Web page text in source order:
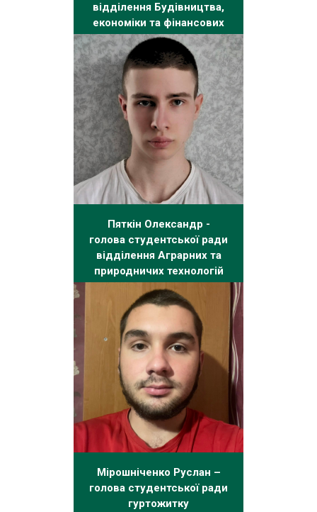
відділення Будівництва,
економіки та фінансових
технологій
Пяткін Олександр -
голова студентської ради
відділення Аграрних та
природничих технологій
Мірошніченко Руслан –
голова студентської ради
гуртожитку